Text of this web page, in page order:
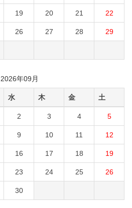
19 20 21 22
26 27 28 29
2026年09月
水 木 金 土
2 3 4 5
9 10 11 12
16 17 18 19
23 24 25 26
30